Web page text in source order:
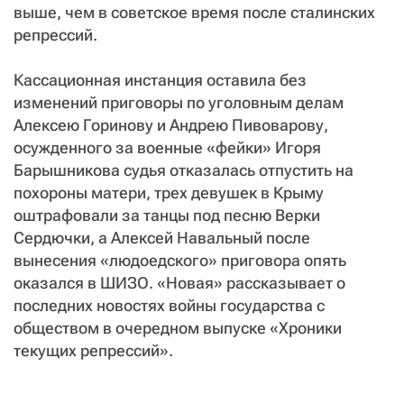
выше, чем в советское время после сталинских
репрессий.
Кассационная инстанция оставила без
изменений приговоры по уголовным делам
Алексею Горинову и Андрею Пивоварову,
осужденного за военные «фейки» Игоря
Барышникова судья отказалась отпустить на
похороны матери, трех девушек в Крыму
оштрафовали за танцы под песню Верки
Сердючки, а Алексей Навальный после
вынесения «людоедского» приговора опять
оказался в ШИЗО. «Новая» рассказывает о
последних новостях войны государства с
обществом в очередном выпуске «Хроники
текущих репрессий».